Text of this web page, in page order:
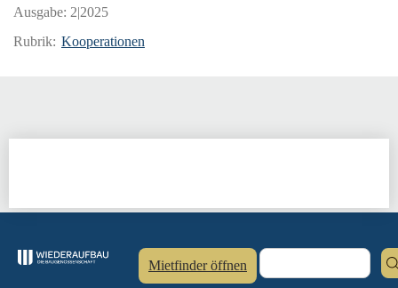
Ausgabe: 2|2025
Rubrik: Kooperationen
Mietfinder öffnen